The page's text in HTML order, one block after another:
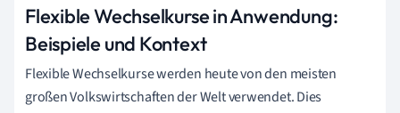
Flexible Wechselkurse in Anwendung:
Beispiele und Kontext
Flexible Wechselkurse werden heute von den meisten
großen Volkswirtschaften der Welt verwendet. Dies